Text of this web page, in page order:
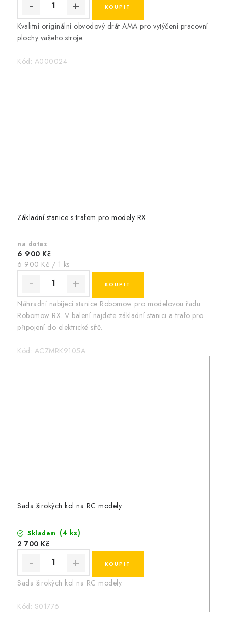
Kvalitní originální obvodový drát AMA pro vytýčení pracovní
plochy vašeho stroje.
Kód: A000024
Základní stanice s trafem pro modely RX
na dotaz
6 900 Kč
Měrná
6 900 Kč / 1 ks
Náhradní nabíjecí stanice Robomow pro modelovou řadu
Robomow RX. V balení najdete základní stanici a trafo pro
připojení do elektrické sítě.
Kód: ACZMRK9105A
Sada širokých kol na RC modely
Skladem (4 ks)
2 700 Kč
Sada širokých kol na RC modely.
Kód: S01776